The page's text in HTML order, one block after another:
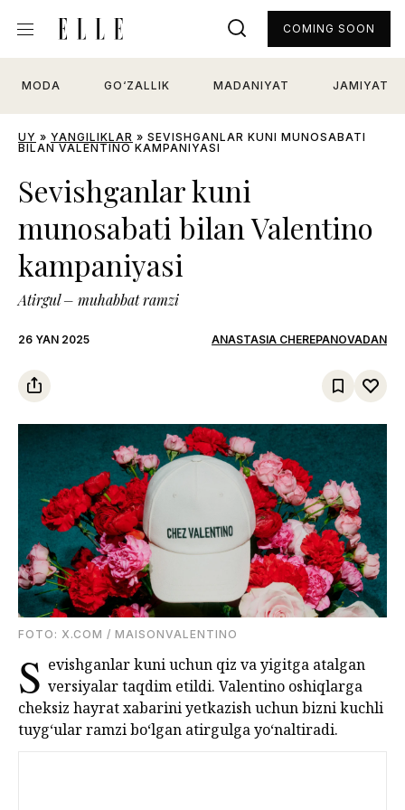
MODA GO‘ZALLIK MADANIYAT JAMIYAT
COMING SOON
UY » YANGILIKLAR » SEVISHGANLAR KUNI MUNOSABATI
BILAN VALENTINO KAMPANIYASI
Sevishganlar kuni
munosabati bilan Valentino
kampaniyasi
Atirgul – muhabbat ramzi
26 YAN 2025 ANASTASIA CHEREPANOVADAN
FOTO: X.COM / MAISONVALENTINO
S evishganlar kuni uchun qiz va yigitga atalgan
versiyalar taqdim etildi. Valentino oshiqlarga
cheksiz hayrat xabarini yetkazish uchun bizni kuchli
tuyg‘ular ramzi bo‘lgan atirgulga yo‘naltiradi.